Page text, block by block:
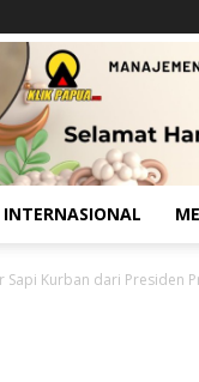
INTERNASIONAL
Sapi Kurban dari Presiden